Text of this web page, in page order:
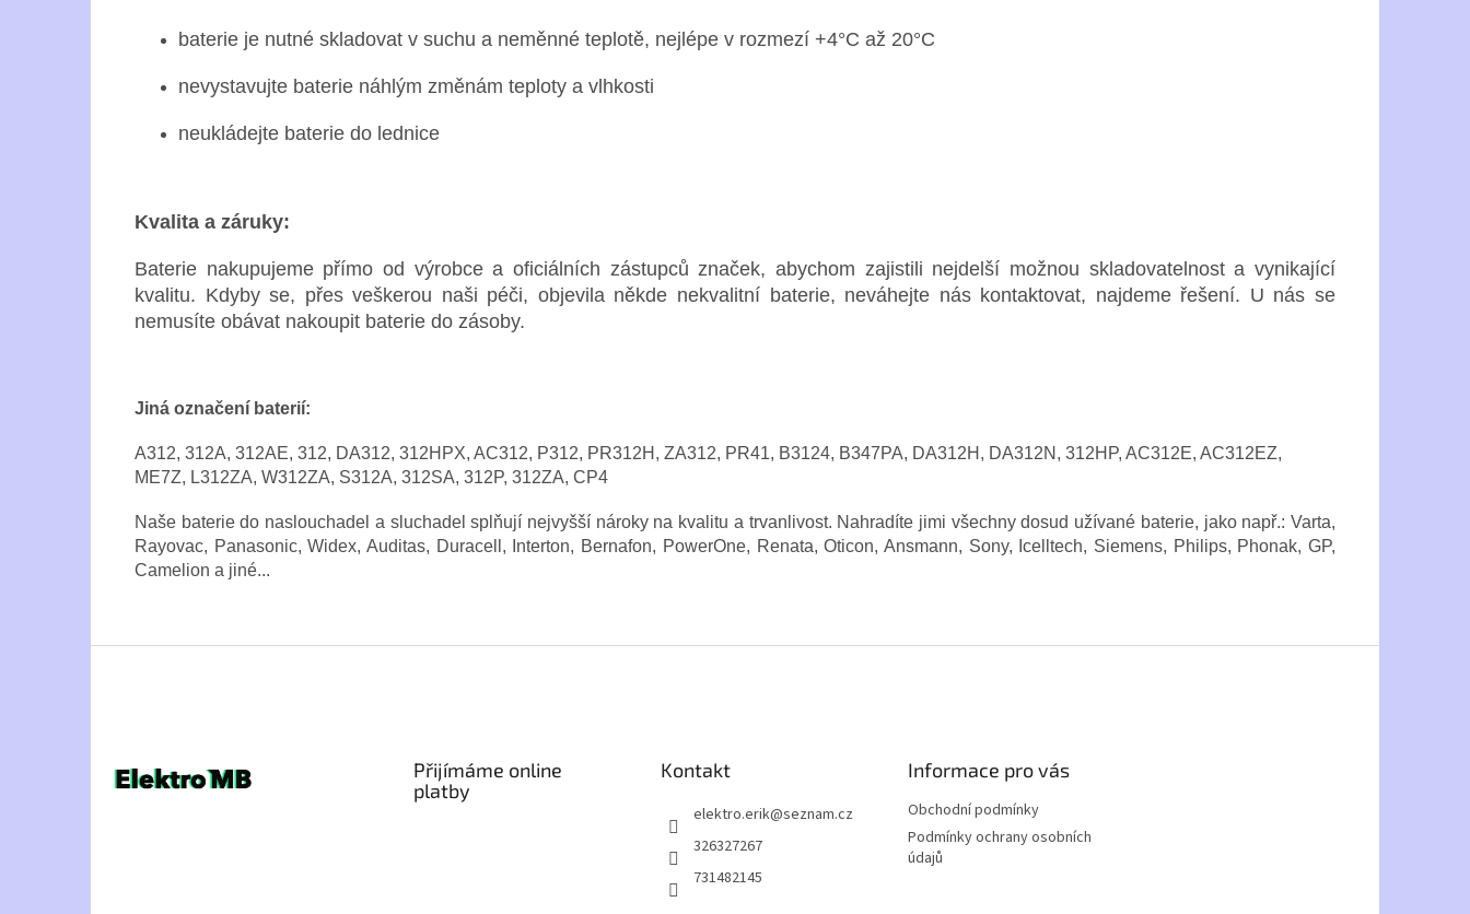
baterie je nutné skladovat v suchu a neměnné teplotě, nejlépe v rozmezí +4°C až 20°C
nevystavujte baterie náhlým změnám teploty a vlhkosti
neukládejte baterie do lednice
Kvalita a záruky:
Baterie nakupujeme přímo od výrobce a oficiálních zástupců značek, abychom zajistili nejdelší možnou skladovatelnost a vynikající
kvalitu. Kdyby se, přes veškerou naši péči, objevila někde nekvalitní baterie, neváhejte nás kontaktovat, najdeme řešení. U nás se
nemusíte obávat nakoupit baterie do zásoby.
Jiná označení baterií:
A312, 312A, 312AE, 312, DA312, 312HPX, AC312, P312, PR312H, ZA312, PR41, B3124, B347PA, DA312H, DA312N, 312HP, AC312E, AC312EZ,
ME7Z, L312ZA, W312ZA, S312A, 312SA, 312P, 312ZA, CP4
Naše baterie do naslouchadel a sluchadel splňují nejvyšší nároky na kvalitu a trvanlivost. Nahradíte jimi všechny dosud užívané baterie, jako např.: Varta,
Rayovac, Panasonic, Widex, Auditas, Duracell, Interton, Bernafon, PowerOne, Renata, Oticon, Ansmann, Sony, Icelltech, Siemens, Philips, Phonak, GP,
Camelion a jiné...
Přijímáme online
platby
Kontakt
elektro.erik@seznam.cz
326327267
731482145
Informace pro vás
Obchodní podmínky
Podmínky ochrany osobních
údajů